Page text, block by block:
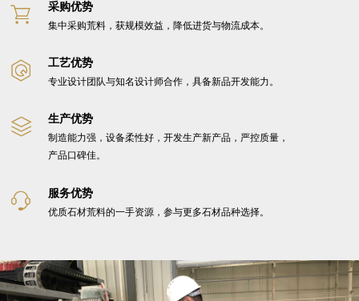
采购优势
集中采购荒料，获规模效益，降低进货与物流成本。
工艺优势
专业设计团队与知名设计师合作，具备新品开发能力。
生产优势
制造能力强，设备柔性好，开发生产新产品，严控质量，
产品口碑佳。
服务优势
优质石材荒料的一手资源，参与更多石材品种选择。